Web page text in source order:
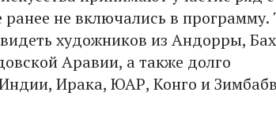
не включались в программу.
художников из Андорры,
Аравии, а также долго
Ирака, ЮАР, Конго и